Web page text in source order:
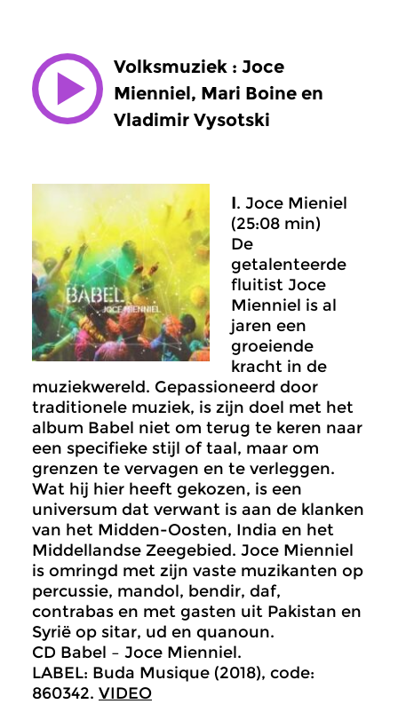
Volksmuziek : Joce
Mienniel, Mari Boine en
Vladimir Vysotski
I. Joce Mieniel
(25:08 min)
De
getalenteerde
fluitist Joce
Mienniel is al
jaren een
groeiende
kracht in de
muziekwereld. Gepassioneerd door
traditionele muziek, is zijn doel met het
album Babel niet om terug te keren naar
een specifieke stijl of taal, maar om
grenzen te vervagen en te verleggen.
Wat hij hier heeft gekozen, is een
universum dat verwant is aan de klanken
van het Midden-Oosten, India en het
Middellandse Zeegebied. Joce Mienniel
is omringd met zijn vaste muzikanten op
percussie, mandol, bendir, daf,
contrabas en met gasten uit Pakistan en
Syrië op sitar, ud en quanoun.
CD Babel – Joce Mienniel.
LABEL: Buda Musique (2018), code:
860342. VIDEO